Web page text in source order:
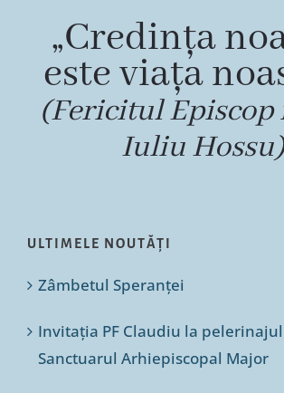
„Credința
este viața
(Fericitul
Iuliu Hossu)
ULTIMELE NOUTĂȚI
Zâmbetul Speranței
Invitația PF Claudiu la
Sanctuarul Arhiepiscopal Major